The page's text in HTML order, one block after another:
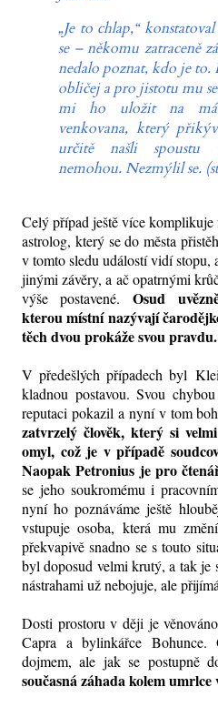
„Je to chlap,“
se – někomu zatraceně
nedalo poznat, kdo je
obličej a pro jistotu mu
mi ho uložit na
venkovana, který
určitě našli
nemohou. Nezmýlil se.
Celý případ ještě více
astrolog, který se do města
v tomto sledu událostí vidí stopu,
jinými závěry, a ač opatrnými
výše postavené.Osud
kterou místní nazývají
těch dvou prokáže svou pravdu.
V předešlých případech byl
kladnou postavou.Svou chybou
reputaci pokazil a nyní v tom
zatvrzelý člověk, který si
omyl, což je v případě
Naopak Petronius je pro
se jeho soukromému i
nyní ho poznáváme ještě
vstupuje osoba, která mu
překvapivě snadno se s touto
byl doposud velmi krutý, a tak
nástrahami už nebojuje, ale
Dosti prostoru v ději je
Capra a bylinkářce Bohunce.
dojmem, ale jak se postupně
současná záhada kolem